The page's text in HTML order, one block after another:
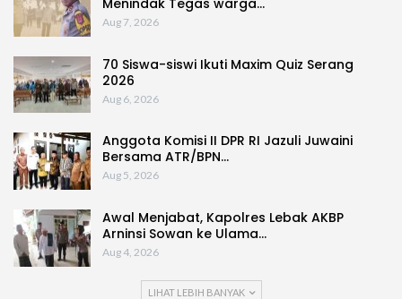
Menindak Tegas warga…
Aug 7, 2026
70 Siswa-siswi Ikuti Maxim Quiz Serang
2026
Aug 6, 2026
Anggota Komisi II DPR RI Jazuli Juwaini
Bersama ATR/BPN…
Aug 5, 2026
Awal Menjabat, Kapolres Lebak AKBP
Arninsi Sowan ke Ulama…
Aug 4, 2026
LIHAT LEBIH BANYAK